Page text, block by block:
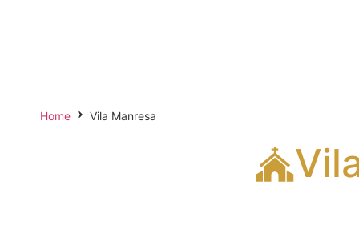
Home Vila Manresa